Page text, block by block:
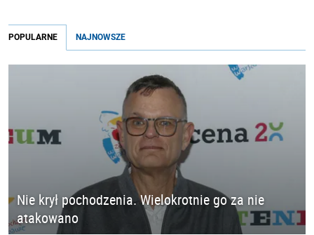
POPULARNE NAJNOWSZE
Nie krył pochodzenia. Wielokrotnie go za nie
atakowano